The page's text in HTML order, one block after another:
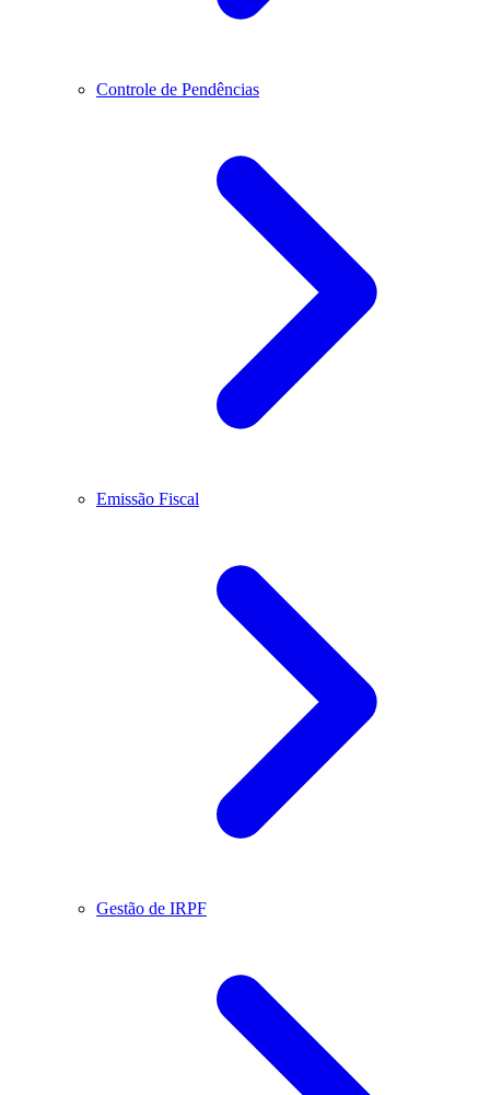
Controle de Pendências
Emissão Fiscal
Gestão de IRPF